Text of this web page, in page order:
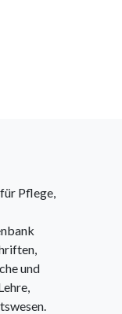
Pflege,
und